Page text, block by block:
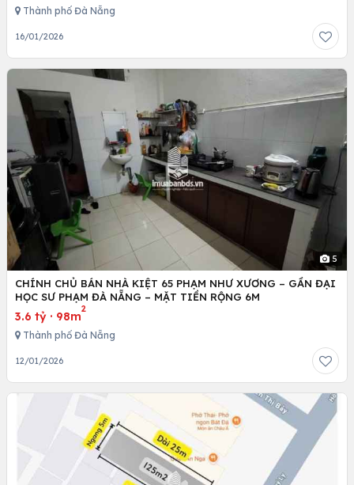
Thành phố Đà Nẵng
16/01/2026
5
CHÍNH CHỦ BÁN NHÀ KIỆT 65 PHẠM NHƯ XƯƠNG – GẦN ĐẠI
HỌC SƯ PHẠM ĐÀ NẴNG – MẶT TIỀN RỘNG 6M
3.6 tỷ · 98m
2
Thành phố Đà Nẵng
12/01/2026